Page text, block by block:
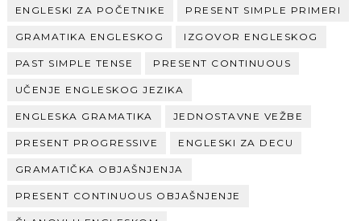
ENGLESKI ZA POČETNIKE PRESENT SIMPLE PRIMERI
GRAMATIKA ENGLESKOG IZGOVOR ENGLESKOG
PAST SIMPLE TENSE PRESENT CONTINUOUS
UČENJE ENGLESKOG JEZIKA
ENGLESKA GRAMATIKA JEDNOSTAVNE VEŽBE
PRESENT PROGRESSIVE ENGLESKI ZA DECU
GRAMATIČKA OBJAŠNJENJA
PRESENT CONTINUOUS OBJAŠNJENJE